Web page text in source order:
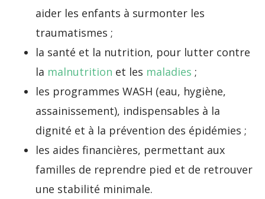
aider les enfants à surmonter les
traumatismes ;
la santé et la nutrition, pour lutter contre
la malnutrition et les maladies ;
les programmes WASH (eau, hygiène,
assainissement), indispensables à la
dignité et à la prévention des épidémies ;
les aides financières, permettant aux
familles de reprendre pied et de retrouver
une stabilité minimale.